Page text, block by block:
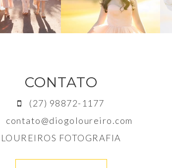
CONTATO
(27) 98872-1177
contato@diogoloureiro.com
LOUREIROS FOTOGRAFIA